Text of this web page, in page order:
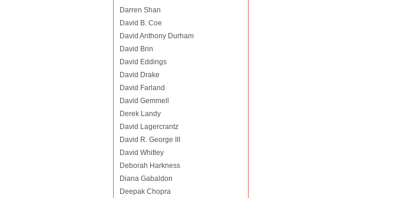
Darren Shan
David B. Coe
David Anthony Durham
David Brin
David Eddings
David Drake
David Farland
David Gemmell
Derek Landy
David Lagercrantz
David R. George III
David Whitley
Deborah Harkness
Diana Gabaldon
Deepak Chopra